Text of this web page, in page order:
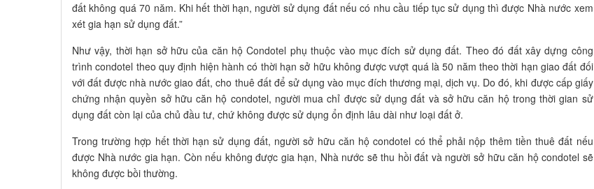
đất không quá 70 năm. Khi hết thời hạn, người sử dụng đất nếu có nhu cầu tiếp tục sử dụng thì được Nhà nước xem
xét gia hạn sử dụng đất.”
Như vậy, thời hạn sở hữu của căn hộ Condotel phụ thuộc vào mục đích sử dụng đất. Theo đó đất xây dựng công
trình condotel theo quy định hiện hành có thời hạn sở hữu không được vượt quá là 50 năm theo thời hạn giao đất đối
với đất được nhà nước giao đất, cho thuê đất để sử dụng vào mục đích thương mại, dịch vụ. Do đó, khi được cấp giấy
chứng nhận quyền sở hữu căn hộ condotel, người mua chỉ được sử dụng đất và sở hữu căn hộ trong thời gian sử
dụng đất còn lại của chủ đầu tư, chứ không được sử dụng ổn định lâu dài như loại đất ở.
Trong trường hợp hết thời hạn sử dụng đất, người sở hữu căn hộ condotel có thể phải nộp thêm tiền thuê đất nếu
được Nhà nước gia hạn. Còn nếu không được gia hạn, Nhà nước sẽ thu hồi đất và người sở hữu căn hộ condotel sẽ
không được bồi thường.